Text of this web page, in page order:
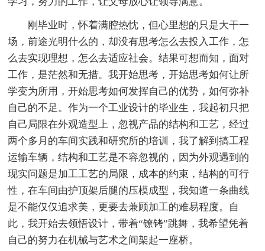
刚毕业时，怀着满腔热忱，但心里想的只是大干一
场，前途光明什么的，却没有思考怎么去投入工作，怎
么去实现理想，怎么去适应社会。结果可想而知，面对
工作，是茫然和无措。我开始思考，开始思考如何让所
学变为所用，开始思考如何发挥自己的优势，如何弥补
自己的不足。作为一个工业设计的毕业生，我起初只把
自己局限在外观造型上，忽视产品的结构和工艺，经过
两个多月的车间实践和研究所的培训，我了解到搞工程
运输车辆，结构和工艺是不容忽视的，因为外观遇到的
现实问题是加工工艺的局限，成本的约束，结构的可行
性，在车间由护顶架后腿的压模成型，我知道一条曲线
是不能仅仅追求美，更要去兼顾加工的难易程度。自
此，我开始去领悟设计，带着“镣铐”跳舞，我希望凭着
自己的努力在机械与艺术之间架起一座桥。